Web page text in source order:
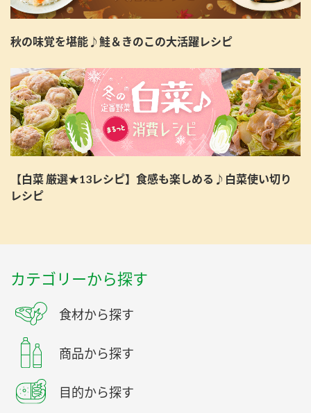
秋の味覚を堪能♪鮭＆きのこの大活躍レシピ
【白菜 厳選★13レシピ】食感も楽しめる♪白菜使い切り
レシピ
カテゴリーから探す
食材から探す
商品から探す
目的から探す